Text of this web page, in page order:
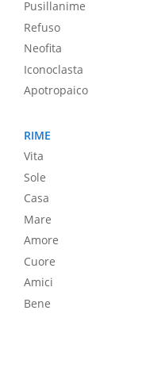
Pusillanime
Refuso
Neofita
Iconoclasta
Apotropaico
RIME
Vita
Sole
Casa
Mare
Amore
Cuore
Amici
Bene